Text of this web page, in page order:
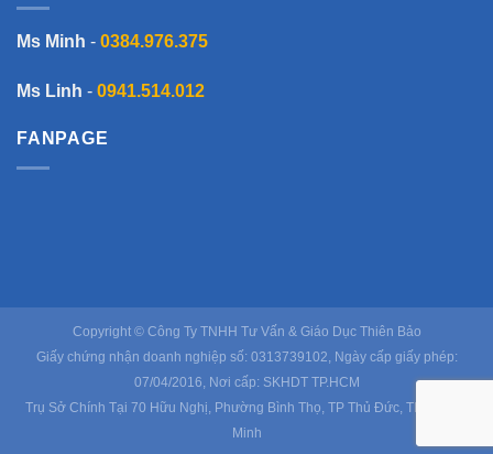
Ms Minh - 0384.976.375
Ms Linh - 0941.514.012
FANPAGE
Copyright © Công Ty TNHH Tư Vấn & Giáo Dục Thiên Bảo
Giấy chứng nhận doanh nghiệp số: 0313739102, Ngày cấp giấy phép:
07/04/2016, Nơi cấp: SKHDT TP.HCM
Trụ Sở Chính Tại 70 Hữu Nghị, Phường Bình Thọ, TP Thủ Đức, TP Hồ Chí
Minh